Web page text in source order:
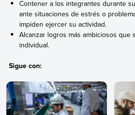
Contener a los integrantes durante
ante situaciones de estrés o
impiden ejercer su actividad.
Alcanzar logros más ambiciosos que
individual.
Sigue con: